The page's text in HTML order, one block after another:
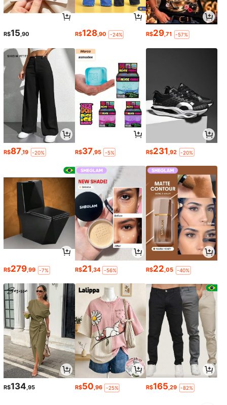
R$15,90 R$128,90 -24% R$29,71 -57%
R$87,19 -20% R$37 ,95 -5% R$231 ,92 -20%
R$279,99 -7% R$21,34 -56% R$22,05 -40%
R$134,95 R$50,96 -25% R$165,29 -82%